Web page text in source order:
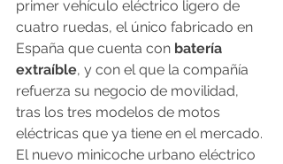
primer vehículo eléctrico ligero de
cuatro ruedas, el único fabricado en
España que cuenta con batería
extraíble, y con el que la compañía
refuerza su negocio de movilidad,
tras los tres modelos de motos
eléctricas que ya tiene en el mercado.
El nuevo minicoche urbano eléctrico